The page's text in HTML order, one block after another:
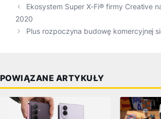
Ekosystem Super X-Fi® firmy Creative
2020
Plus rozpoczyna budowę komercyjnej
POWIĄZANE ARTYKUŁY